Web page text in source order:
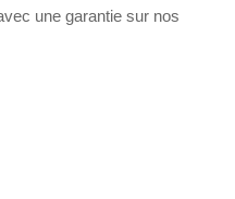
une garantie sur nos